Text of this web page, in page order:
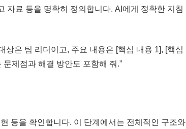
자료 등을 명확히 정의합니다. AI에게 정확한 지침
상은 팀 리더이고, 주요 내용은 [핵심 내용 1], [핵심
제점과 해결 방안도 포함해 줘.”
등을 확인합니다. 이 단계에서는 전체적인 구조와